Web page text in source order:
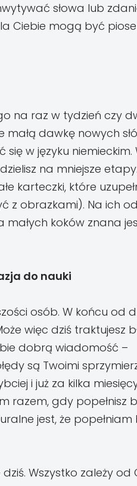
słowa lub
Ciebie mogą być
na raz w tydzień czy
dawkę nowych
się w języku
na mniejsze
karteczki, które
z obrazkami). Na ich
małych koków znana
do nauki
osób. W końcu od
więc dziś traktujesz
dobrą wiadomość –
są Twoimi
i już za kilka
razem, gdy popełnisz
jest, że popełniam
Wszystko zależy od